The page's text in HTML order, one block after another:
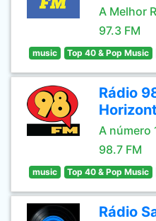
A Melhor
97.3 FM
music Top 40 & Pop Music
Rádio
A número
98.7 FM
music Top 40 & Pop Music
Rádio